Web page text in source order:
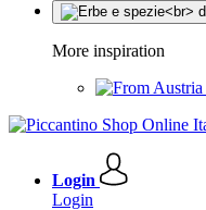
More inspiration
Login
Login